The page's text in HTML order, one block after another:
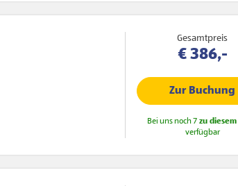
Gesamtpreis
€ 386,-
Zur Buchung
Bei uns noch 7 zu diesem
verfügbar